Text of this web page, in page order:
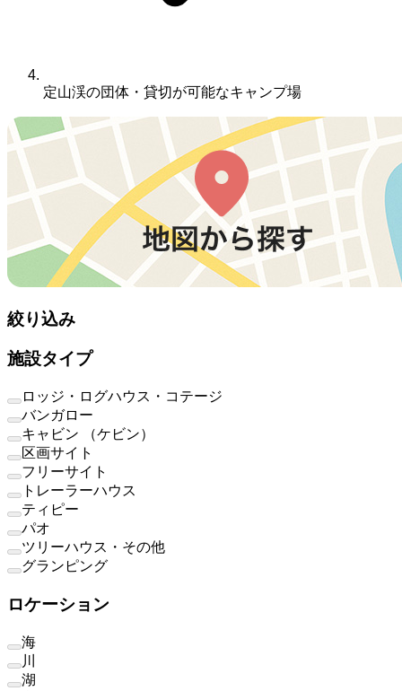
定山渓の団体・貸切が可能なキャンプ場
絞り込み
施設タイプ
ロッジ・ログハウス・コテージ
バンガロー
キャビン （ケビン）
区画サイト
フリーサイト
トレーラーハウス
ティピー
パオ
ツリーハウス・その他
グランピング
ロケーション
海
川
湖